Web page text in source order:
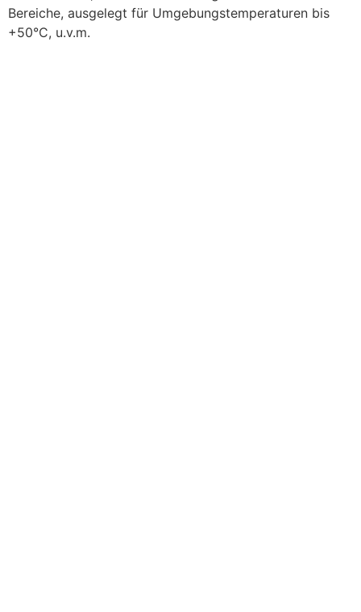
Bereiche, ausgelegt für Umgebungstemperaturen bis
+50°C, u.v.m.